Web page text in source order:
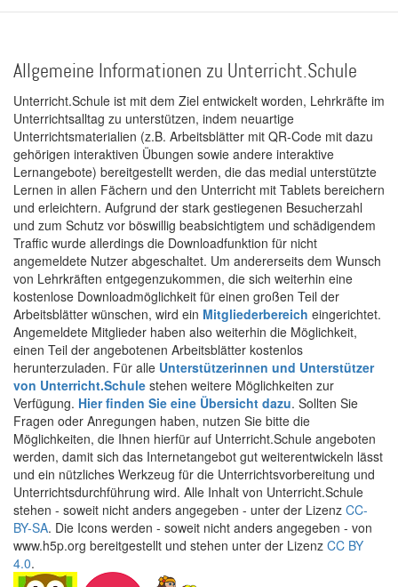
Allgemeine Informationen zu Unterricht.Schule
Unterricht.Schule ist mit dem Ziel entwickelt worden, Lehrkräfte im
Unterrichtsalltag zu unterstützen, indem neuartige
Unterrichtsmaterialien (z.B. Arbeitsblätter mit QR-Code mit dazu
gehörigen interaktiven Übungen sowie andere interaktive
Lernangebote) bereitgestellt werden, die das medial unterstützte
Lernen in allen Fächern und den Unterricht mit Tablets bereichern
und erleichtern. Aufgrund der stark gestiegenen Besucherzahl
und zum Schutz vor böswillig beabsichtigtem und schädigendem
Traffic wurde allerdings die Downloadfunktion für nicht
angemeldete Nutzer abgeschaltet. Um andererseits dem Wunsch
von Lehrkräften entgegenzukommen, die sich weiterhin eine
kostenlose Downloadmöglichkeit für einen großen Teil der
Arbeitsblätter wünschen, wird ein Mitgliederbereich eingerichtet.
Angemeldete Mitglieder haben also weiterhin die Möglichkeit,
einen Teil der angebotenen Arbeitsblätter kostenlos
herunterzuladen. Für alle Unterstützerinnen und Unterstützer
von Unterricht.Schule stehen weitere Möglichkeiten zur
Verfügung. Hier finden Sie eine Übersicht dazu. Sollten Sie
Fragen oder Anregungen haben, nutzen Sie bitte die
Möglichkeiten, die Ihnen hierfür auf Unterricht.Schule angeboten
werden, damit sich das Internetangebot gut weiterentwickeln lässt
und ein nützliches Werkzeug für die Unterrichtsvorbereitung und
Unterrichtsdurchführung wird. Alle Inhalt von Unterricht.Schule
stehen - soweit nicht anders angegeben - unter der Lizenz CC-
BY-SA. Die Icons werden - soweit nicht anders angegeben - von
www.h5p.org bereitgestellt und stehen unter der Lizenz CC BY
4.0.